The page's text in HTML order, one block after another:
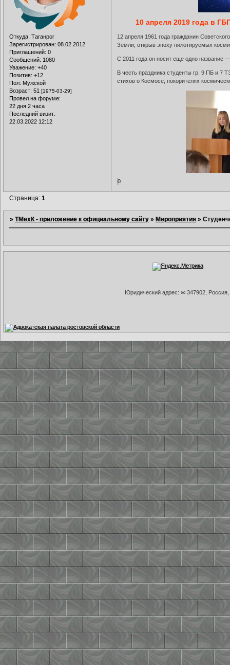
Откуда: Таганрог
Зарегистрирован: 08.02.2012
Приглашений: 0
Сообщений: 1080
Уважение: +40
Позитив: +12
Пол: Мужской
Возраст: 51 [1975-03-29]
Провел на форуме:
22 дня 2 часа
Последний визит:
22.03.2022 12:12
10 апреля 2019 года в
12 апреля 1961 года гражданин
Земли, открыв эпоху пилотируемых
С 2011 года он носит еще одно название
В честь праздника студенты гр. 9 ПБ и 7
стихов о Космосе, покорителях
0
Страница:1
»ТМехК - приложение к официальному сайту » Мероприятия »
Юридический адрес: ✉ 347902,